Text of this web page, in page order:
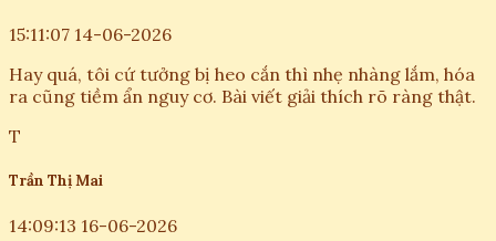
15:11:07 14-06-2026
Hay quá, tôi cứ tưởng bị heo cắn thì nhẹ nhàng lắm, hóa
ra cũng tiềm ẩn nguy cơ. Bài viết giải thích rõ ràng thật.
T
Trần Thị Mai
14:09:13 16-06-2026